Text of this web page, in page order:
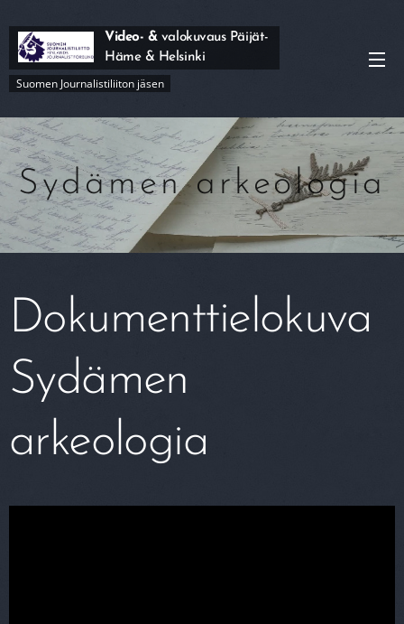
Video- &valokuvaus Päijät-
Häme & Helsinki
Suomen Journalistiliiton jäsen
Sydämen arkeologia
Dokumenttielokuva
Sydämen
arkeologia